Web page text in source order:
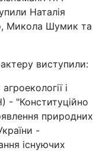
Наталія
Микола Шумик та
виступили:
і
- "Конституційно
природних
-
існуючих